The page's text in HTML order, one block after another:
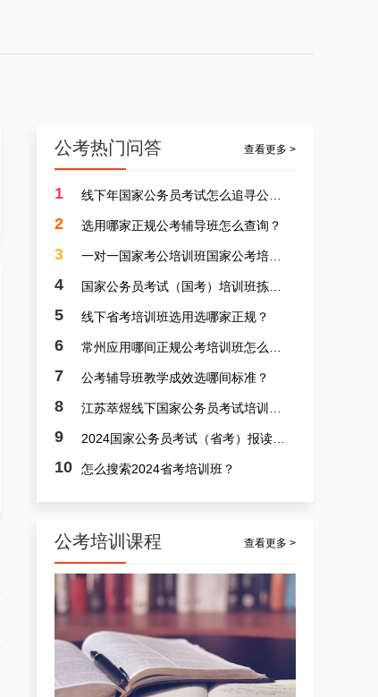
公考热门问答 查看更多 >
1
2 选用哪家正规公考辅导班怎么查询？
3
4
5 线下省考培训班选用选哪家正规？
6
7 公考辅导班教学成效选哪间标准？
8
9
10 怎么搜索2024省考培训班？
公考培训课程 查看更多 >